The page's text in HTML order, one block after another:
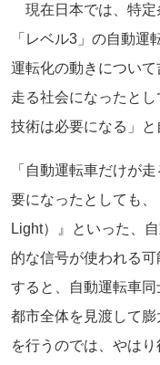
現在日本では、特定
「レベル3」の自動
運転化の動きについ
走る社会になったと
技術は必要になる」と
「自動運転車だけが
要になったとしても
Light）』といった、
的な信号が使われる
すると、自動運転車同
都市全体を見渡して
を行うのでは、やは